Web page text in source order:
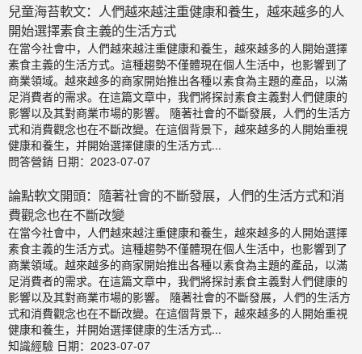
兒童海苔軟文：人們越來越注重健康和養生，越來越多的人
開始選擇素食主義的生活方式
在當今社會中，人們越來越注重健康和養生，越來越多的人開始選擇
素食主義的生活方式。這種趨勢不僅體現在個人生活中，也影響到了
商業領域。越來越多的商家開始推出各種以素食為主題的產品，以滿
足消費者的需求。在這篇文章中，我們將探討素食主義對人們健康的
影響以及其對商業市場的影響。 隨著社會的不斷發展，人們的生活方
式和消費觀念也在不斷改變。在這個背景下，越來越多的人開始重視
健康和養生，并開始選擇健康的生活方式...
問答營銷 日期：2023-07-07
論點軟文開頭：隨著社會的不斷發展，人們的生活方式和消
費觀念也在不斷改變
在當今社會中，人們越來越注重健康和養生，越來越多的人開始選擇
素食主義的生活方式。這種趨勢不僅體現在個人生活中，也影響到了
商業領域。越來越多的商家開始推出各種以素食為主題的產品，以滿
足消費者的需求。在這篇文章中，我們將探討素食主義對人們健康的
影響以及其對商業市場的影響。 隨著社會的不斷發展，人們的生活方
式和消費觀念也在不斷改變。在這個背景下，越來越多的人開始重視
健康和養生，并開始選擇健康的生活方式...
知識經驗 日期：2023-07-07